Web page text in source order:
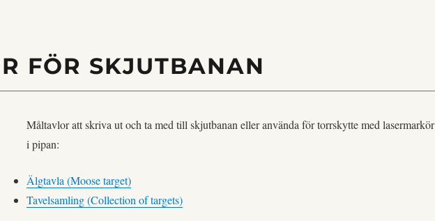
FÖR SKJUTBANAN
Måltavlor att skriva ut och ta med till skjutbanan eller använda för torrskytte med lasermarkör
i pipan:
Älgtavla (Moose target)
Tavelsamling (Collection of targets)